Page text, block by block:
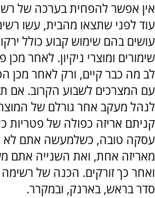
אין אפשר להפחית בערכה של
עוד לפני שתצאו מהבית, עשו
עושים בהם שימוש קבוע כולל
שימורים ומוצרי ניקיון. לאחר
לב מה כבר קיים, ורק לאחר מכן
עם המצרכים לשבוע הקרוב. אם
לנהל מעקב אחר גורלם של
קניתם אריזה כפולה של פטריות
עסקה טובה, כשלמעשה אתם לא
מאריזה אחת, ואת השנייה אתם
ואחר כך זורקים. הכנה של
סדר בראש, בארנק, ובמקרר.